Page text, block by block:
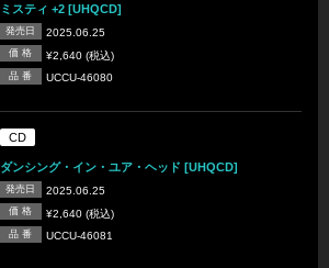
ミスティ +2 [UHQCD]
発売日 2025.06.25
価 格 ¥2,640 (税込)
品 番 UCCU-46080
CD
ダンシング・イン・ユア・ヘッド [UHQCD]
発売日 2025.06.25
価 格 ¥2,640 (税込)
品 番 UCCU-46081